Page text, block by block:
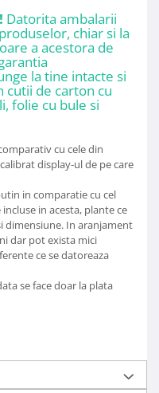
Datorita ambalarii
chiar si la
a acestora de
la tine intacte si
cutii de carton cu
folie cu bule si
cu cele din
display-ul de pe care
in comparatie cu cel
in acesta, plante ce
dimensiune. In aranjament
dar pot exista mici
ce se datoreaza
se face doar la plata